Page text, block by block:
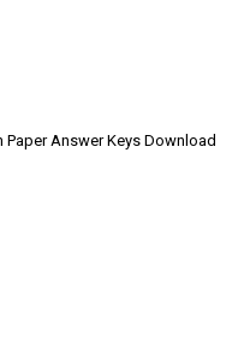
Paper Answer Keys Download